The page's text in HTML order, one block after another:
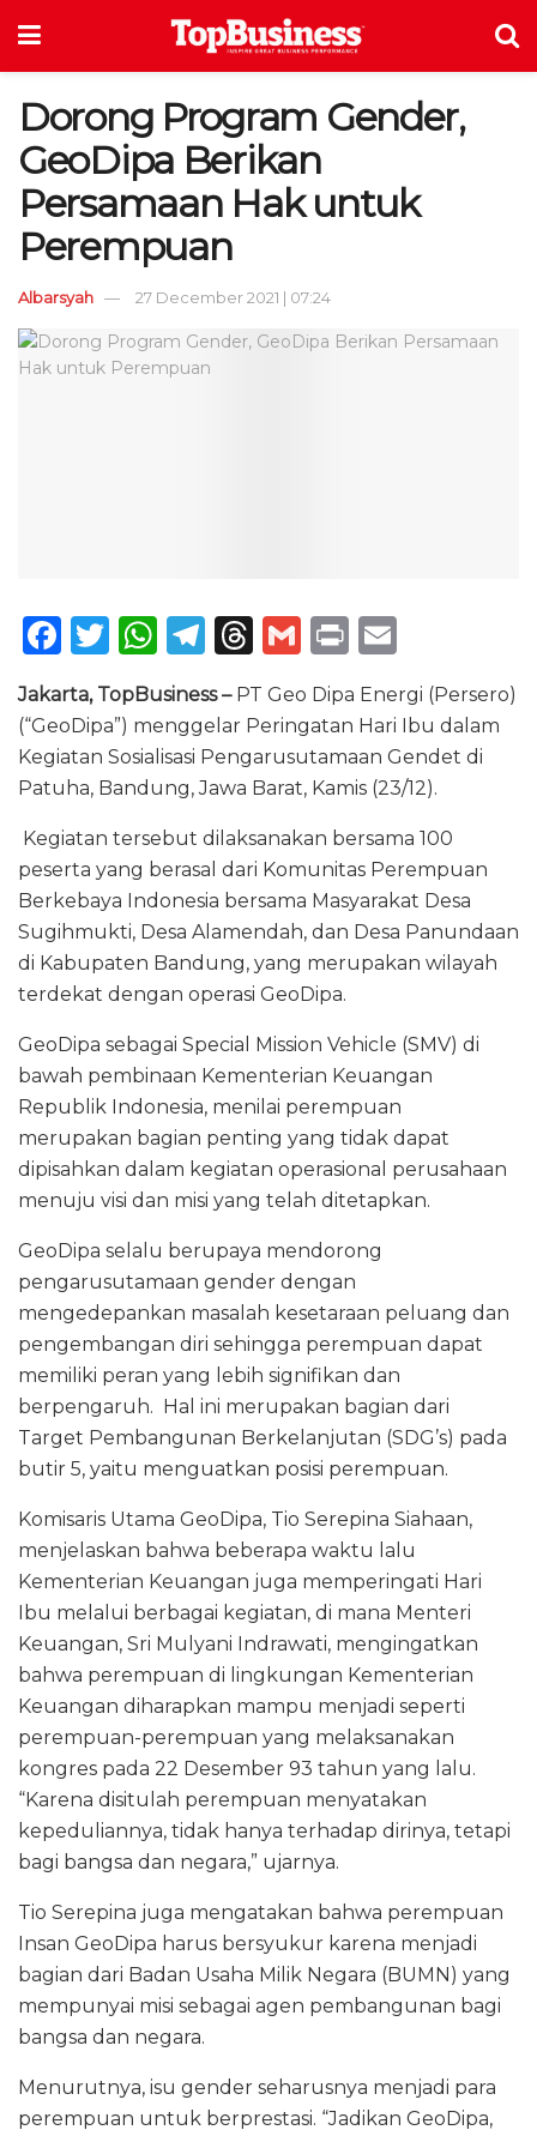
Dorong Program Gender,
GeoDipa Berikan
Persamaan Hak untuk
Perempuan
Albarsyah 27 December 2021 | 07:24
F
c
e
b
o
o
k
T
it
te
r
W
h
a
ts
A
p
p
T
e
g
ra
m
T
re
a
d
s
G
ai
l
P
n
t
ai
l
Jakarta, TopBusiness –PT Geo Dipa Energi (Persero)
(“GeoDipa”) menggelar Peringatan Hari Ibu dalam
Kegiatan Sosialisasi Pengarusutamaan Gendet di
Patuha, Bandung, Jawa Barat, Kamis (23/12).
Kegiatan tersebut dilaksanakan bersama 100
peserta yang berasal dari Komunitas Perempuan
Berkebaya Indonesia bersama Masyarakat Desa
Sugihmukti, Desa Alamendah, dan Desa Panundaan
di Kabupaten Bandung, yang merupakan wilayah
terdekat dengan operasi GeoDipa.
GeoDipa sebagai Special Mission Vehicle (SMV) di
bawah pembinaan Kementerian Keuangan
Republik Indonesia, menilai perempuan
merupakan bagian penting yang tidak dapat
dipisahkan dalam kegiatan operasional perusahaan
menuju visi dan misi yang telah ditetapkan.
GeoDipa selalu berupaya mendorong
pengarusutamaan gender dengan
mengedepankan masalah kesetaraan peluang dan
pengembangan diri sehingga perempuan dapat
memiliki peran yang lebih signifikan dan
berpengaruh. Hal ini merupakan bagian dari
Target Pembangunan Berkelanjutan (SDG’s) pada
butir 5, yaitu menguatkan posisi perempuan.
Komisaris Utama GeoDipa, Tio Serepina Siahaan,
menjelaskan bahwa beberapa waktu lalu
Kementerian Keuangan juga memperingati Hari
Ibu melalui berbagai kegiatan, di mana Menteri
Keuangan, Sri Mulyani Indrawati, mengingatkan
bahwa perempuan di lingkungan Kementerian
Keuangan diharapkan mampu menjadi seperti
perempuan-perempuan yang melaksanakan
kongres pada 22 Desember 93 tahun yang lalu.
“Karena disitulah perempuan menyatakan
kepeduliannya, tidak hanya terhadap dirinya, tetapi
bagi bangsa dan negara,” ujarnya.
Tio Serepina juga mengatakan bahwa perempuan
Insan GeoDipa harus bersyukur karena menjadi
bagian dari Badan Usaha Milik Negara (BUMN) yang
mempunyai misi sebagai agen pembangunan bagi
bangsa dan negara.
Menurutnya, isu gender seharusnya menjadi para
perempuan untuk berprestasi. “Jadikan GeoDipa,